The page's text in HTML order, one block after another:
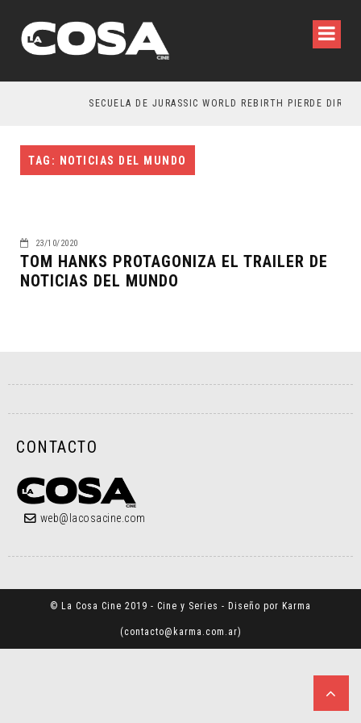
SECUELA DE JURASSIC WORLD REBIRTH PIERDE
TAG: NOTICIAS DEL MUNDO
23/10/2020
TOM HANKS PROTAGONIZA EL TRAILER DE
NOTICIAS DEL MUNDO
CONTACTO
web@lacosacine.com
© La Cosa Cine 2019 - Cine y Series - Diseño por Karma
(contacto@karma.com.ar)